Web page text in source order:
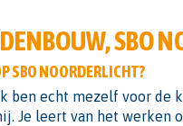
SBO
SBO NOORDERLICHT?
echt mezelf voor de
Je leert van het werken